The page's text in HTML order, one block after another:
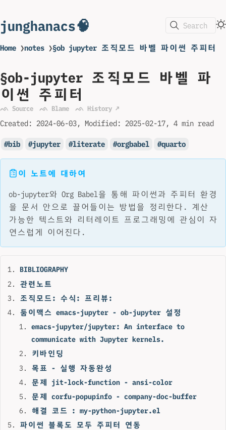
junghanacs🧠 Search
Home ❯notes ❯§ob jupyter 조직모드 바벨 파이썬 주피터
§ob-jupyter 조직모드 바벨 파
이썬 주피터
ᨒ Source ᨒ Blame ᨒ History ↗
Created: 2024-06-03 Modified: 2025-02-17 4 min read
bib jupyter literate orgbabel quarto
이 노트에 대하여
ob-jupyter와 Org Babel을 통해 파이썬과 주피터 환경
을 문서 안으로 끌어들이는 방법을 정리한다. 계산
가능한 텍스트와 리터레이트 프로그래밍에 관심이 자
연스럽게 이어진다.
BIBLIOGRAPHY
관련노트
조직모드: 수식: 프리뷰:
둠이맥스 emacs-jupyter - ob-jupyter 설정
emacs-jupyter/jupyter: An interface to
communicate with Jupyter kernels.
키바인딩
목표 - 실행 자동완성
문제 jit-lock-function - ansi-color
문제 corfu-popupinfo - company-doc-buffer
해결 코드 : my-python-jupyter.el
파이썬 블록도 모두 주피터 연동